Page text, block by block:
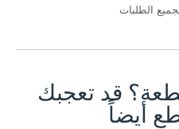
الطلبات
قد تعجبك
أيضاً